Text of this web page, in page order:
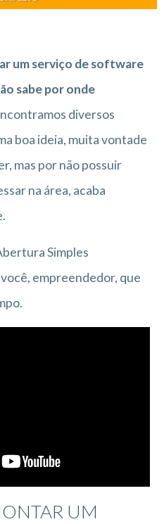
um serviço de software
sabe por onde
diversos
boa ideia, muita vontade
mas por não possuir
na área, acaba
Simples
empreendedor, que
UM